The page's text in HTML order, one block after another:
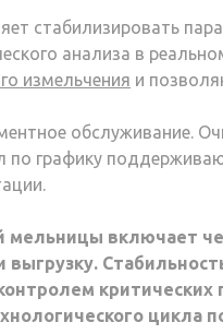
стабилизировать
анализа в
измельчения и
обслуживание.
графику
мельницы включает
цикла